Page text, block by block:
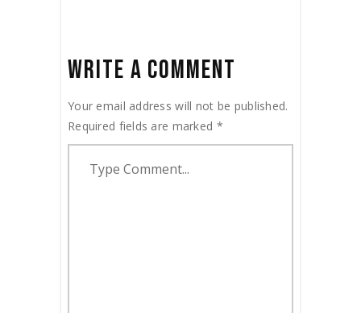
WRITE A COMMENT
Your email address will not be published.
Required fields are marked *